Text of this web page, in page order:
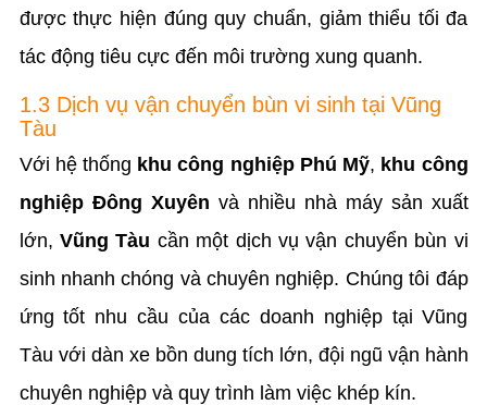
được thực hiện đúng quy chuẩn, giảm thiểu tối đa
tác động tiêu cực đến môi trường xung quanh.
1.3 Dịch vụ vận chuyển bùn vi sinh tại Vũng
Tàu
Với hệ thống khu công nghiệp Phú Mỹ, khu công
nghiệp Đông Xuyên và nhiều nhà máy sản xuất
lớn, Vũng Tàu cần một dịch vụ vận chuyển bùn vi
sinh nhanh chóng và chuyên nghiệp. Chúng tôi đáp
ứng tốt nhu cầu của các doanh nghiệp tại Vũng
Tàu với dàn xe bồn dung tích lớn, đội ngũ vận hành
chuyên nghiệp và quy trình làm việc khép kín.